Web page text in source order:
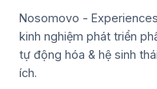
Nosomovo -
kinh nghiệm phát triển
tự động hóa & hệ sinh
ích.